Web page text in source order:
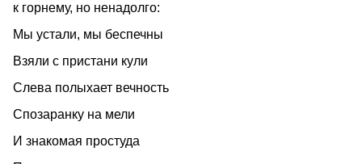
к горнему, но ненадолго:
Мы устали, мы беспечны
Взяли с пристани кули
Слева полыхает вечность
Спозаранку на мели
И знакомая простуда